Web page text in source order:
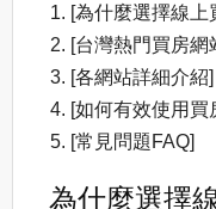
[為什麼選擇線上
[台灣熱門買房網
[各網站詳細介紹]
[如何有效使用買
[常見問題FAQ]
為什麼選擇